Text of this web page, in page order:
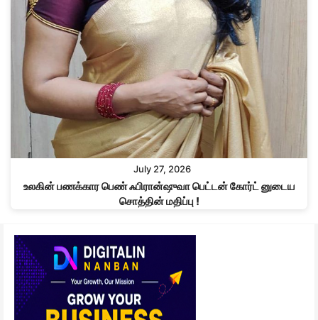
July 27, 2026
உலகின் பணக்கார பெண் ஃபிரான்ஷுவா பெட்டன் கோர்ட் னுடைய
சொத்தின் மதிப்பு !